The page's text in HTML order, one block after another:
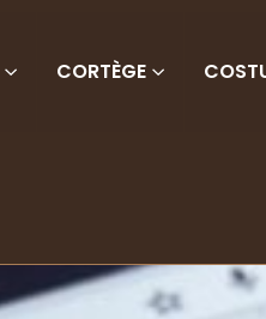
CORTÈGE